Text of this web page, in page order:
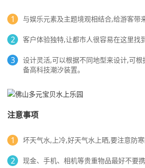
1 与娱乐元素及主题境观相结合,给游客带
2 客户体验独特,让都市人很容易在这里找
3
设计灵活,可以根据不同地型来设计,可
备高科技潮汐装置。
注意事项
1 坏天气水,上冷,好天气水上晒,要注意防
2 现金、手机、相机等贵重物品最好不要